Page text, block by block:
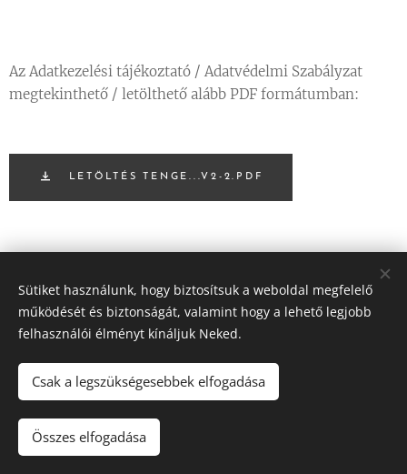
Az Adatkezelési tájékoztató / Adatvédelmi Szabályzat
megtekinthető / letölthető alább PDF formátumban:
LETÖLTÉS TENGE...V2-2.PDF
Az oldalt a
Sütiket használunk, hogy biztosítsuk a weboldal megfelelő
működését és biztonságát, valamint hogy a lehető legjobb
felhasználói élményt kínáljuk Neked.
Csak a legszükségesebbek elfogadása
Összes elfogadása